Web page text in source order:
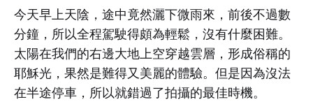
今天早上天陰，途中竟然灑下微雨來，前後不過數
分鐘，所以全程駕駛得頗為輕鬆，沒有什麼困難。
太陽在我們的右邊大地上空穿越雲層，形成俗稱的
耶穌光，果然是難得又美麗的體驗。但是因為沒法
在半途停車，所以就錯過了拍攝的最佳時機。